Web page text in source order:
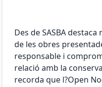
Des de SASBA
de les obres
responsable i
relació amb la
recorda que l?Open